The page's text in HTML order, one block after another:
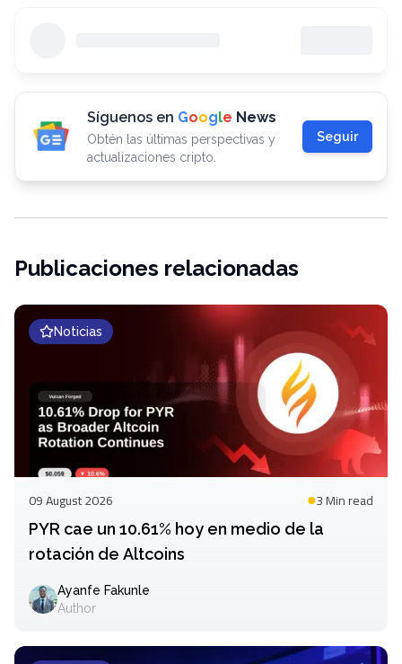
Síguenos en Google News
Obtén las últimas perspectivas y
actualizaciones cripto.
Seguir
Publicaciones relacionadas
Noticias
09 August 2026 3 Minread
PYR cae un 10.61% hoy en medio de la
rotación de Altcoins
Ayanfe Fakunle
Author